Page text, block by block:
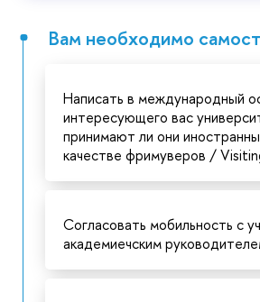
Вам необходимо
Написать в международный
интересующего вас
принимают ли они
качестве фримуверов /
Согласовать мобильность с
академиечским